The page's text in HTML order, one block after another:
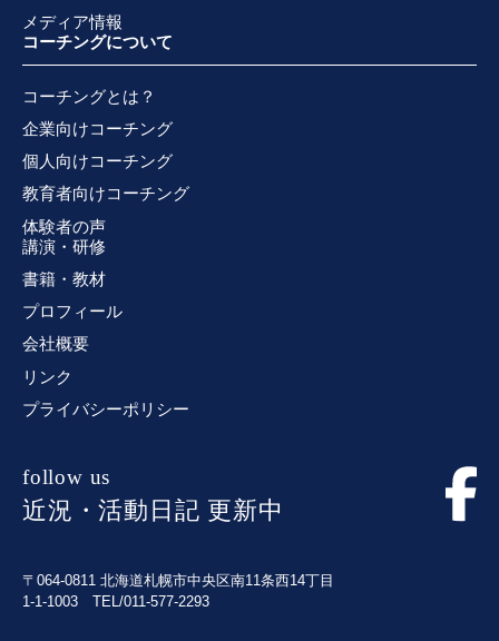
メディア情報
コーチングについて
コーチングとは？
企業向けコーチング
個人向けコーチング
教育者向けコーチング
体験者の声
講演・研修
書籍・教材
プロフィール
会社概要
リンク
プライバシーポリシー
follow us
近況・活動日記 更新中
〒064-0811 北海道札幌市中央区南11条西14丁目
1-1-1003 TEL/011-577-2293